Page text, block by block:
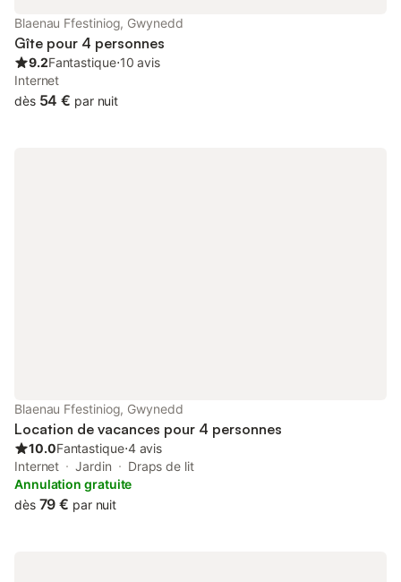
Blaenau Ffestiniog, Gwynedd
Gîte pour 4 personnes
9.2Fantastique⋅10 avis
Internet
dès 54 € par nuit
Blaenau Ffestiniog, Gwynedd
Location de vacances pour 4 personnes
10.0Fantastique⋅4 avis
Internet
Jardin
Draps de lit
Annulation gratuite
dès 79 € par nuit